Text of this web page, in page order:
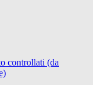
controllati (da